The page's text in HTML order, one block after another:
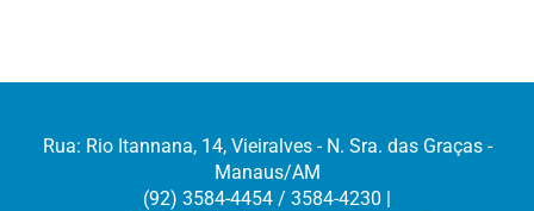
Rua: Rio Itannana, 14, Vieiralves - N. Sra. das Graças -
Manaus/AM
(92) 3584-4454 / 3584-4230 |